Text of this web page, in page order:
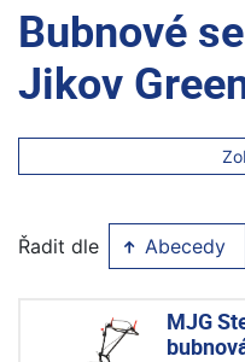
Bubnové
Jikov
Řadit dle Abecedy
MJG